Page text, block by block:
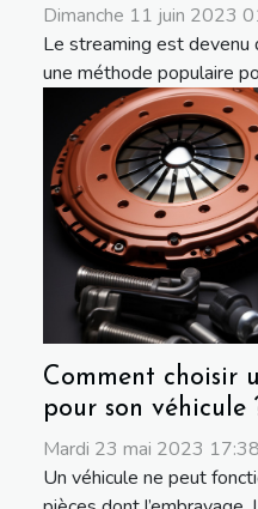
Dimanche 11 juin 2023
Le streaming est devenu
une méthode populaire
Comment choisir
pour son véhicule
Mardi 23 mai 2023 17:38
Un véhicule ne peut